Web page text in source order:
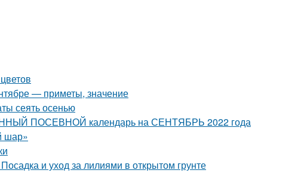
— приметы, значение
сеять осенью
ПОСЕВНОЙ календарь на СЕНТЯБРЬ 2022 года
шар»
и уход за лилиями в открытом грунте